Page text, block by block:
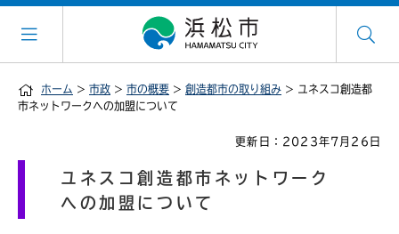
ホーム > 市政 > 市の概要 > 創造都市の取り組み > ユネスコ創造都
市ネットワークへの加盟について
更新日：2023年7月26日
ユネスコ創造都市ネットワーク
への加盟について